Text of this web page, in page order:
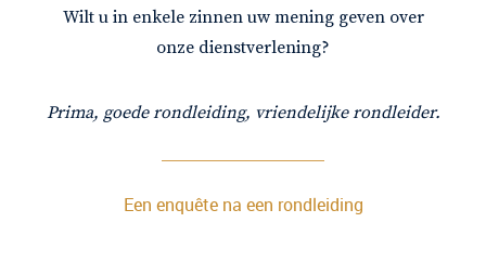
Wilt u in enkele zinnen uw mening geven over
onze dienstverlening?
Prima, goede rondleiding, vriendelijke rondleider.
Een enquête na een rondleiding